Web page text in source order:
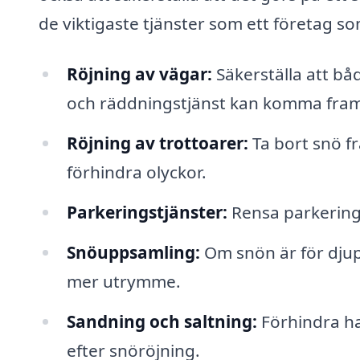
de viktigaste tjänster som ett företag
Röjning av vägar: Säkerställa att
och räddningstjänst kan komma
Röjning av trottoarer: Ta bort snö
förhindra olyckor.
Parkeringstjänster: Rensa
Snöuppsamling: Om snön är för
mer utrymme.
Sandning och saltning: Förhindra
efter snöröjning.